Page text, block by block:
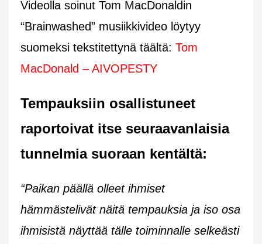
Videolla soinut Tom MacDonaldin
“Brainwashed” musiikkivideo löytyy
suomeksi tekstitettynä täältä: Tom
MacDonald – AIVOPESTY
Tempauksiin osallistuneet
raportoivat itse seuraavanlaisia
tunnelmia suoraan kentältä:
“Paikan päällä olleet ihmiset
hämmästelivät näitä tempauksia ja iso osa
ihmisistä näyttää tälle toiminnalle selkeästi